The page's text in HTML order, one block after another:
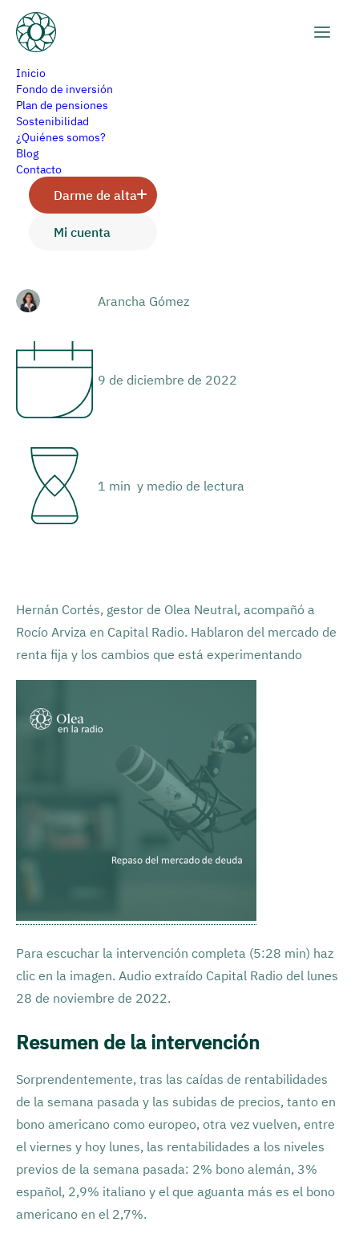
Inicio
Fondo de inversión
Plan de pensiones
Sostenibilidad
¿Quiénes somos?
Blog
Contacto
Darme de alta
Mi cuenta
Mercado de renta fija en
Europa, Estados Unidos y
Brasil
Arancha Gómez
9 de diciembre de 2022
1 min y medio de lectura
Hernán Cortés, gestor de Olea Neutral, acompañó a
Rocío Arviza en Capital Radio. Hablaron del mercado de
renta fija y los cambios que está experimentando
Para escuchar la intervención completa (5:28 min) haz
clic en la imagen. Audio extraído Capital Radio del lunes
28 de noviembre de 2022.
Resumen de la intervención
Sorprendentemente, tras las caídas de rentabilidades
de la semana pasada y las subidas de precios, tanto en
bono americano como europeo, otra vez vuelven, entre
el viernes y hoy lunes, las rentabilidades a los niveles
previos de la semana pasada: 2% bono alemán, 3%
español, 2,9% italiano y el que aguanta más es el bono
americano en el 2,7%.